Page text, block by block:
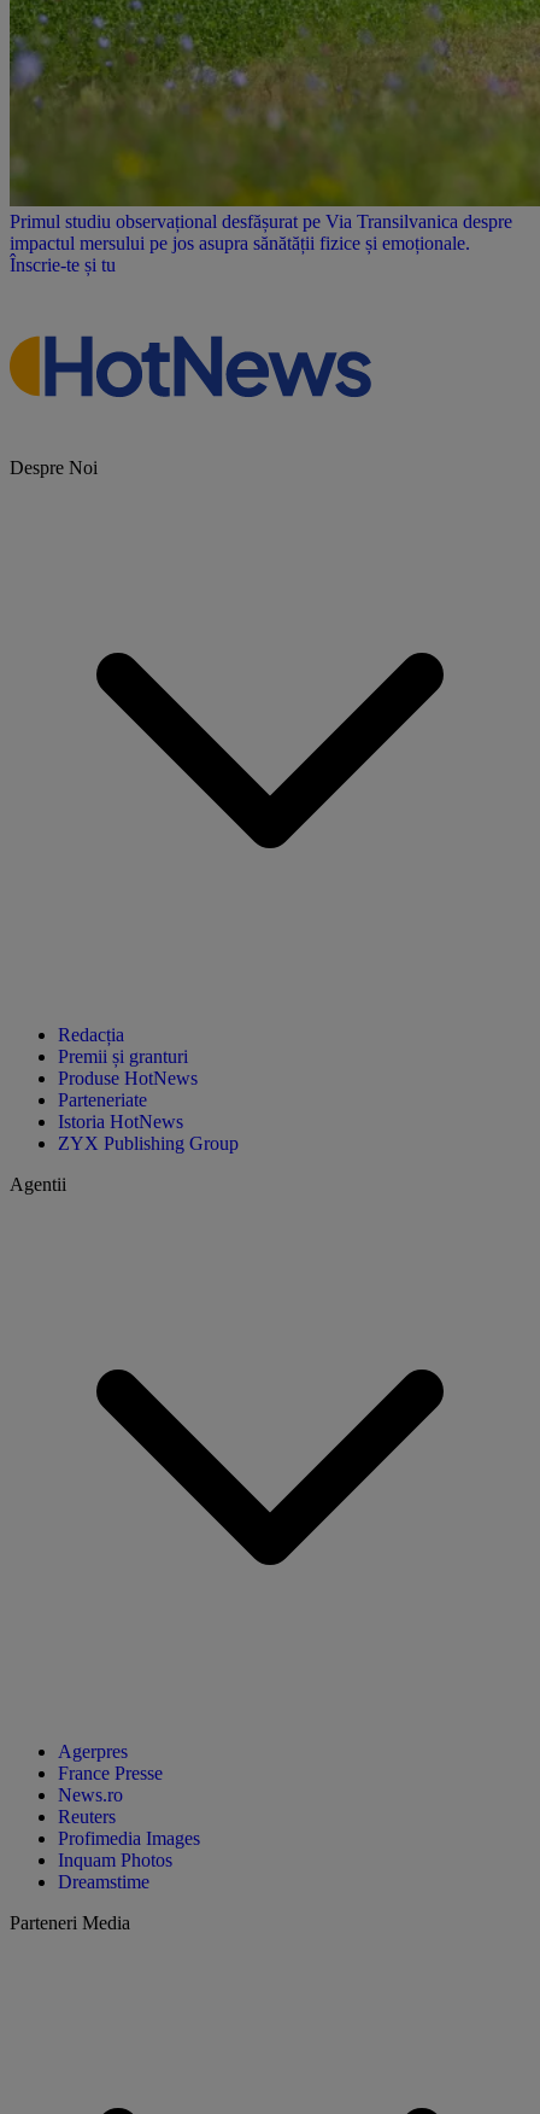
Primul studiu observațional desfășurat pe Via Transilvanica despre
impactul mersului pe jos asupra sănătății fizice și emoționale.
Înscrie-te și tu
Despre Noi
Redacția
Premii și granturi
Produse HotNews
Parteneriate
Istoria HotNews
ZYX Publishing Group
Agentii
Agerpres
France Presse
News.ro
Reuters
Profimedia Images
Inquam Photos
Dreamstime
Parteneri Media